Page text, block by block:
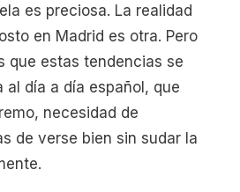
es preciosa. La realidad
en Madrid es otra. Pero
que estas tendencias se
al día a día español, que
necesidad de
de verse bien sin sudar la